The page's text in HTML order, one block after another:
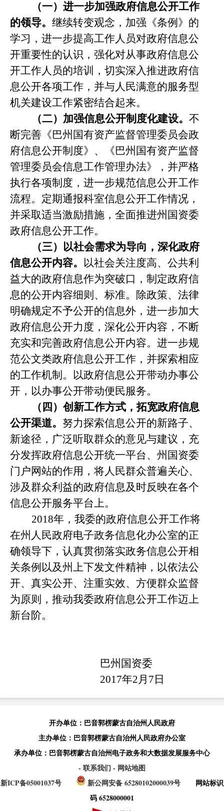
（一）进一步加强政府信息公开工作
的领导。 继续转变观念，加强《条例》的
学习，进一步提高工作人员对政府信息公
开重要性的认识，强化对从事政府信息公
开工作人员的培训，切实深入推进政府信
息公开各项工作，并与人民满意的服务型
机关建设工作紧密结合起来。
（二）加强信息公开制度化建设。 不
断完善《巴州国有资产监督管理委员会政
府信息公开制度》、《巴州国有资产监督
管理委员会信息工作管理办法》，并严格
执行各项制度，进一步规范信息公开工作
流程。定期通报科室信息公开工作情况，
并采取适当激励措施，全面推进州国资委
政府信息公开工作。
（三）以社会需求为导向，深化政府
信息公开内容。
以社会关注度高、公共利
益大的政府信息作为突破口，制定政府信
息的公开内容细则、标准。除政策、法律
明确规定不予公开的信息外，进一步加大
政府信息公开力度，深化公开内容，不断
充实和完善政府信息公开内容。进一步规
范公文类政府信息公开工作，并探索相应
的工作机制。以政府信息公开带动办事公
开，以办事公开带动便民服务。
（四）创新工作方式，拓宽政府信息
公开渠道。 努力探索信息公开的新路子、
新途径，广泛听取群众的意见与建议，充
分发挥政府信息公开统一平台、州国资委
门户网站的作用，将人民群众普遍关心、
涉及群众利益的政府信息及时反映在各个
信息公开服务平台上。
2018年，我委的政府信息公开工作将
在州人民政府电子政务信息化办公室的正
确领导下，认真贯彻落实政务信息公开相
关条例以及州上下发文件精神，以依法公
开、真实公开、注重实效、方便群众监督
为原则，推动我委政府信息公开工作迈上
新台阶。
巴州国资委
2017年2月 7 日
开办单位：巴音郭楞蒙古自治州人民政府
主办单位：巴音郭楞蒙古自治州人民政府办公室
承办单位：巴音郭楞蒙古自治州电子政务和大数据发展服务中心
- 联系我们- 网站地图
新ICP备05001037号
新公网安备 65280102000039号
网站标识
码 6528000001